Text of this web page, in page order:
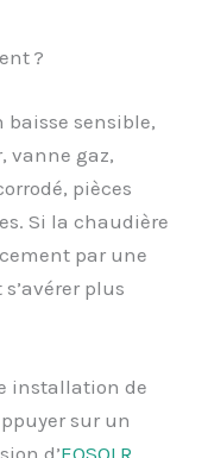
?
baisse sensible,
vanne gaz,
pièces
Si la chaudière
par une
plus
installation de
sur un
d’EOSOLR